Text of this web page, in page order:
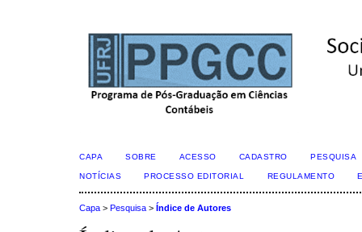
CAPA SOBRE ACESSO CADASTRO PESQUISA
NOTÍCIAS PROCESSO EDITORIAL REGULAMENTO
Capa > Pesquisa > Índice de Autores